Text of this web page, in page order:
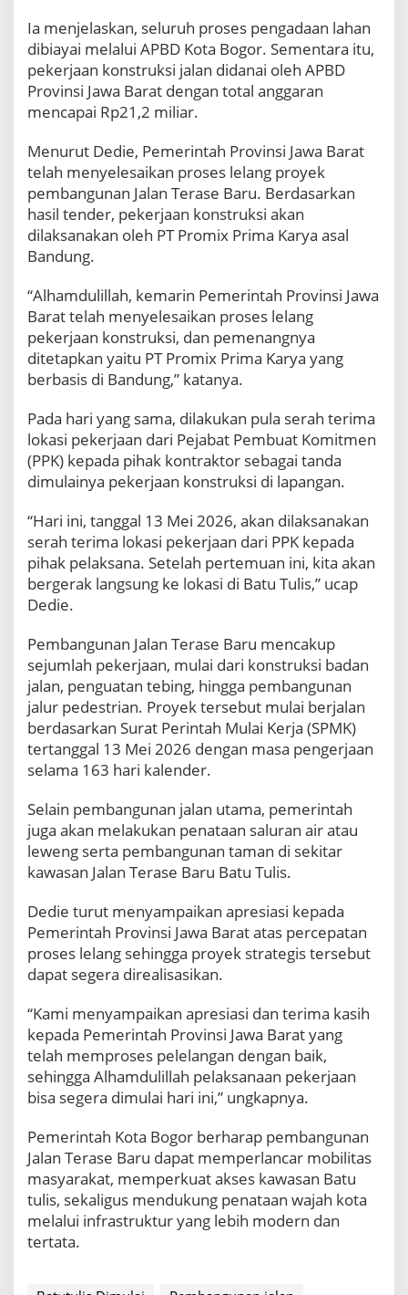
l
a
P
k
o
t
B
o
g
T
r
g
e
t
a
n
R
a
m
u
g
O
k
b
e
2
0
2
Ia menjelaskan, seluruh proses pengadaan lahan
dibiayai melalui APBD Kota Bogor. Sementara itu,
pekerjaan konstruksi jalan didanai oleh APBD
Provinsi Jawa Barat dengan total anggaran
mencapai Rp21,2 miliar.
Menurut Dedie, Pemerintah Provinsi Jawa Barat
telah menyelesaikan proses lelang proyek
pembangunan Jalan Terase Baru. Berdasarkan
hasil tender, pekerjaan konstruksi akan
dilaksanakan oleh PT Promix Prima Karya asal
Bandung.
“Alhamdulillah, kemarin Pemerintah Provinsi Jawa
Barat telah menyelesaikan proses lelang
pekerjaan konstruksi, dan pemenangnya
ditetapkan yaitu PT Promix Prima Karya yang
berbasis di Bandung,” katanya.
Pada hari yang sama, dilakukan pula serah terima
lokasi pekerjaan dari Pejabat Pembuat Komitmen
(PPK) kepada pihak kontraktor sebagai tanda
dimulainya pekerjaan konstruksi di lapangan.
“Hari ini, tanggal 13 Mei 2026, akan dilaksanakan
serah terima lokasi pekerjaan dari PPK kepada
pihak pelaksana. Setelah pertemuan ini, kita akan
bergerak langsung ke lokasi di Batu Tulis,” ucap
Dedie.
Pembangunan Jalan Terase Baru mencakup
sejumlah pekerjaan, mulai dari konstruksi badan
jalan, penguatan tebing, hingga pembangunan
jalur pedestrian. Proyek tersebut mulai berjalan
berdasarkan Surat Perintah Mulai Kerja (SPMK)
tertanggal 13 Mei 2026 dengan masa pengerjaan
selama 163 hari kalender.
Selain pembangunan jalan utama, pemerintah
juga akan melakukan penataan saluran air atau
leweng serta pembangunan taman di sekitar
kawasan Jalan Terase Baru Batu Tulis.
Dedie turut menyampaikan apresiasi kepada
Pemerintah Provinsi Jawa Barat atas percepatan
proses lelang sehingga proyek strategis tersebut
dapat segera direalisasikan.
“Kami menyampaikan apresiasi dan terima kasih
kepada Pemerintah Provinsi Jawa Barat yang
telah memproses pelelangan dengan baik,
sehingga Alhamdulillah pelaksanaan pekerjaan
bisa segera dimulai hari ini,” ungkapnya.
Pemerintah Kota Bogor berharap pembangunan
Jalan Terase Baru dapat memperlancar mobilitas
masyarakat, memperkuat akses kawasan Batu
tulis, sekaligus mendukung penataan wajah kota
melalui infrastruktur yang lebih modern dan
tertata.